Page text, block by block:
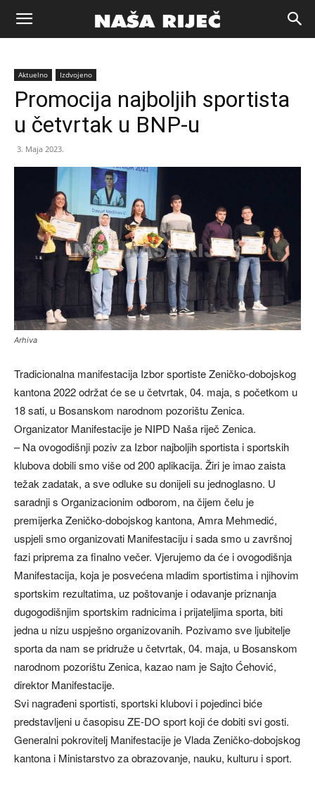
Naša
riječ
Aktuelno Izdvojeno
Promocija najboljih sportista
u četvrtak u BNP-u
3. Maja 2023.
Arhiva
Tradicionalna manifestacija Izbor sportiste Zeničko-dobojskog
kantona 2022 održat će se u četvrtak, 04. maja, s početkom u
18 sati, u Bosanskom narodnom pozorištu Zenica.
Organizator Manifestacije je NIPD Naša riječ Zenica.
– Na ovogodišnji poziv za Izbor najboljih sportista i sportskih
klubova dobili smo više od 200 aplikacija. Žiri je imao zaista
težak zadatak, a sve odluke su donijeli su jednoglasno. U
saradnji s Organizacionim odborom, na čijem čelu je
premijerka Zeničko-dobojskog kantona, Amra Mehmedić,
uspjeli smo organizovati Manifestaciju i sada smo u završnoj
fazi priprema za finalno večer. Vjerujemo da će i ovogodišnja
Manifestacija, koja je posvećena mladim sportistima i njihovim
sportskim rezultatima, uz poštovanje i odavanje priznanja
dugogodišnjim sportskim radnicima i prijateljima sporta, biti
jedna u nizu uspješno organizovanih. Pozivamo sve ljubitelje
sporta da nam se pridruže u četvrtak, 04. maja, u Bosanskom
narodnom pozorištu Zenica, kazao nam je Sajto Ćehović,
direktor Manifestacije.
Svi nagrađeni sportisti, sportski klubovi i pojedinci biće
predstavljeni u časopisu ZE-DO sport koji će dobiti svi gosti.
Generalni pokrovitelj Manifestacije je Vlada Zeničko-dobojskog
kantona i Ministarstvo za obrazovanje, nauku, kulturu i sport.